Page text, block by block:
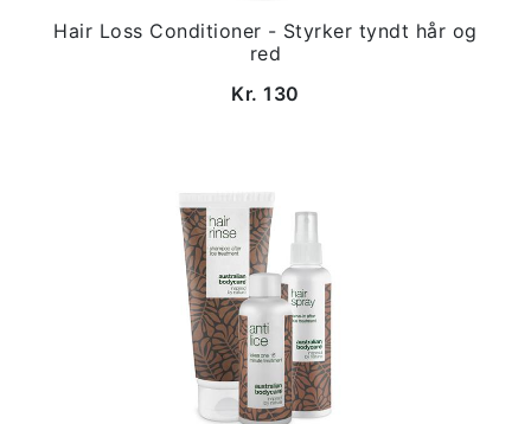
Hair Loss Conditioner - Styrker tyndt hår og
red
Kr. 130